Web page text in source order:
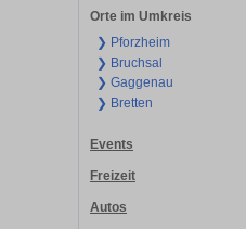
Orte im Umkreis
❯ Pforzheim
❯ Bruchsal
❯ Gaggenau
❯ Bretten
Events
Freizeit
Autos